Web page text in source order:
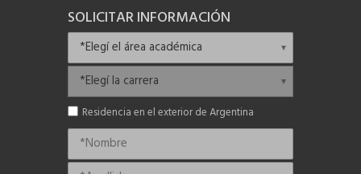
SOLICITAR INFORMACIÓN
Residencia en el exterior de Argentina